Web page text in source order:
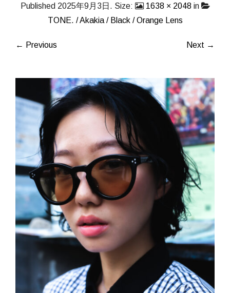
Published 2025年9月3日 . Size: 1638 × 2048in
TONE. / Akakia / Black / Orange Lens
← Previous Next →